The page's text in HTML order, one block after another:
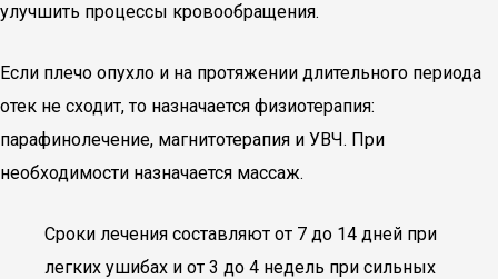
улучшить процессы кровообращения.
Если плечо опухло и на протяжении длительного периода
отек не сходит, то назначается физиотерапия:
парафинолечение, магнитотерапия и УВЧ. При
необходимости назначается массаж.
Сроки лечения составляют от 7 до 14 дней при
легких ушибах и от 3 до 4 недель при сильных